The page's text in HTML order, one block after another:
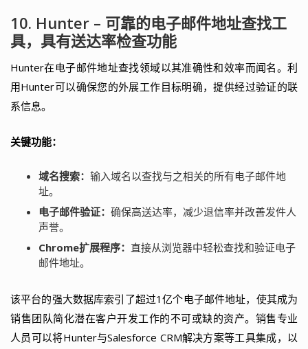
10. Hunter – 可靠的电子邮件地址查找工
具，具有送达率检查功能
Hunter在电子邮件地址查找领域以其准确性和效率而闻名。利
用Hunter可以确保您的外展工作目标明确，提供经过验证的联
系信息。
关键功能：
域名搜索： 输入域名以查找与之相关的所有电子邮件地
址。
电子邮件验证： 确保高送达率，减少退信率并改善发件人
声誉。
Chrome扩展程序： 直接从浏览器中轻松查找和验证电子
邮件地址。
该平台的强大数据库索引了超过1亿个电子邮件地址，使其成为
销售团队简化潜在客户开发工作的不可或缺的资产。销售专业
人员可以将Hunter与Salesforce CRM解决方案等工具集成，以